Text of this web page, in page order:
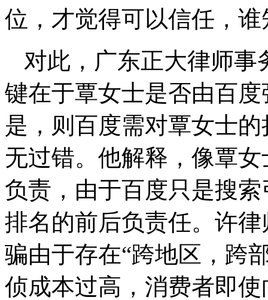
位，才觉得可以信任，
对此，广东正大律师
键在于覃女士是否由百
是，则百度需对覃女士
无过错。他解释，像覃
负责，由于百度只是搜
排名的前后负责任。许
骗由于存在“跨地区，跨
侦成本过高，消费者即